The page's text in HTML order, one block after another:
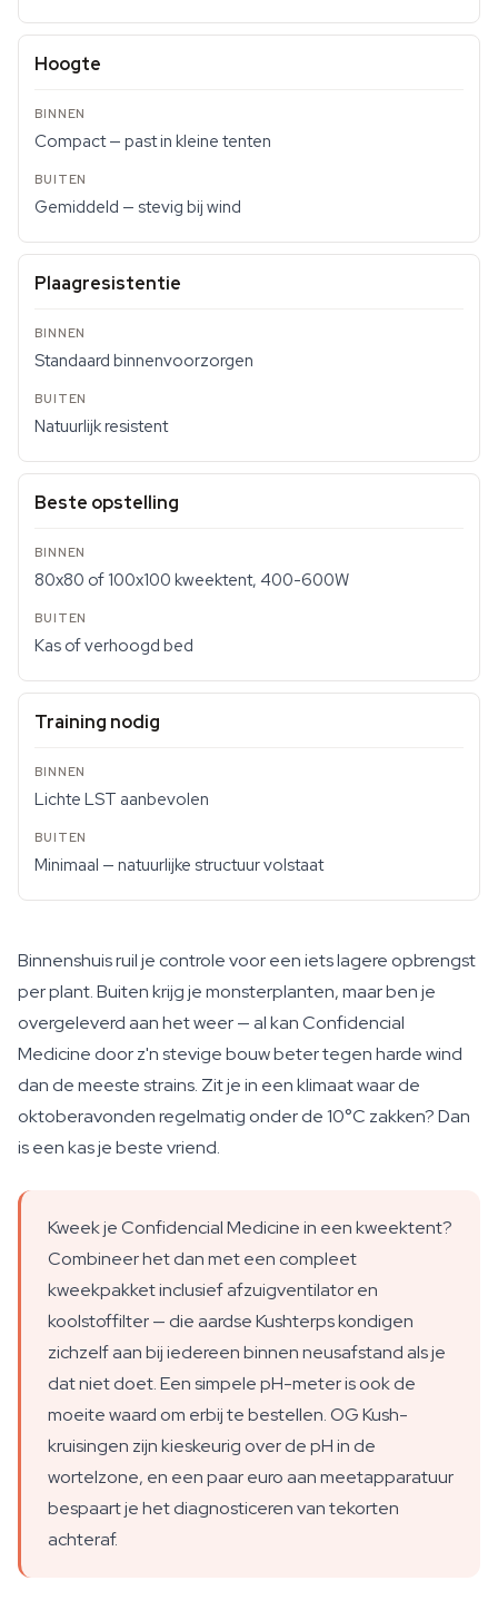
Hoogte
Compact — past in kleine tenten
Gemiddeld — stevig bij wind
Plaagresistentie
Standaard binnenvoorzorgen
Natuurlijk resistent
Beste opstelling
80x80 of 100x100 kweektent, 400-600W
Kas of verhoogd bed
Training nodig
Lichte LST aanbevolen
Minimaal — natuurlijke structuur volstaat
Binnenshuis ruil je controle voor een iets lagere opbrengst
per plant. Buiten krijg je monsterplanten, maar ben je
overgeleverd aan het weer — al kan Confidencial
Medicine door z'n stevige bouw beter tegen harde wind
dan de meeste strains. Zit je in een klimaat waar de
oktoberavonden regelmatig onder de 10°C zakken? Dan
is een kas je beste vriend.
Kweek je Confidencial Medicine in een kweektent?
Combineer het dan met een compleet
kweekpakket inclusief afzuigventilator en
koolstoffilter — die aardse Kushterps kondigen
zichzelf aan bij iedereen binnen neusafstand als je
dat niet doet. Een simpele pH-meter is ook de
moeite waard om erbij te bestellen. OG Kush-
kruisingen zijn kieskeurig over de pH in de
wortelzone, en een paar euro aan meetapparatuur
bespaart je het diagnosticeren van tekorten
achteraf.